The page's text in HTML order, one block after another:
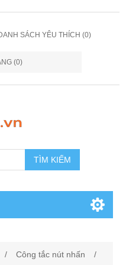
SÁCH YÊU THÍCH (0)
(0)
TÌM KIẾM
/ Công tắc nút nhấn
/